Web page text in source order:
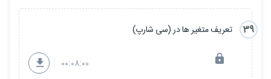
39 تعریف متغیر ها در (سی شارپ)
00:08:00